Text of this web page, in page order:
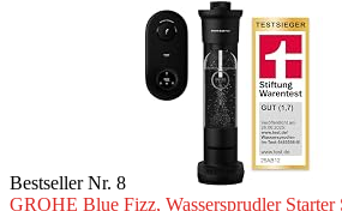
Bestseller Nr. 8
GROHE Blue Fizz, Wassersprudler Starter